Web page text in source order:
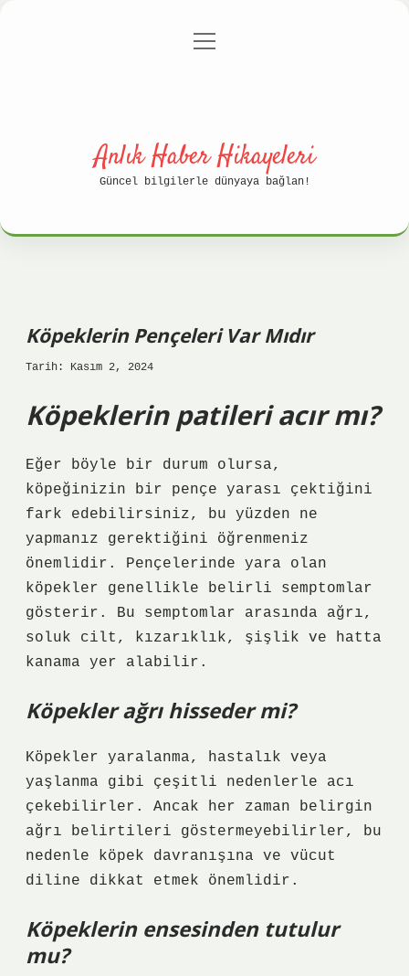
Gizlilik Politikası
menüyü
Anlık Haber Hikayeleri
Güncel bilgilerle dünyaya bağlan!
Köpeklerin Pençeleri Var Mıdır
Tarih: Kasım 2, 2024
Köpeklerin patileri acır mı?
Eğer böyle bir durum olursa,
köpeğinizin bir pençe yarası çektiğini
fark edebilirsiniz, bu yüzden ne
yapmanız gerektiğini öğrenmeniz
önemlidir. Pençelerinde yara olan
köpekler genellikle belirli semptomlar
gösterir. Bu semptomlar arasında ağrı,
soluk cilt, kızarıklık, şişlik ve hatta
kanama yer alabilir.
Köpekler ağrı hisseder mi?
Köpekler yaralanma, hastalık veya
yaşlanma gibi çeşitli nedenlerle acı
çekebilirler. Ancak her zaman belirgin
ağrı belirtileri göstermeyebilirler, bu
nedenle köpek davranışına ve vücut
diline dikkat etmek önemlidir.
Köpeklerin ensesinden tutulur
mu?